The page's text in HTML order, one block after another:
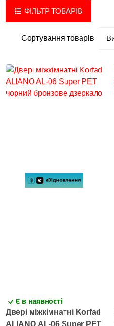
ФІЛЬТР ТОВАРІВ
Сортування товарів
Є в наявності
Двері міжкімнатні Korfad
ALIANO AL-06 Super PET